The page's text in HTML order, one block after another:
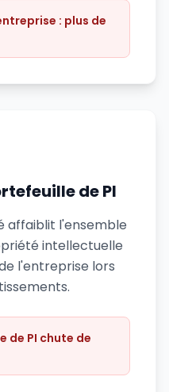
: plus de
de PI
affaiblit l'ensemble
intellectuelle
l'entreprise lors
de PI chute de